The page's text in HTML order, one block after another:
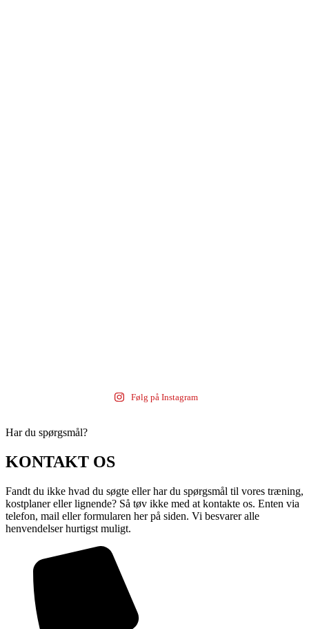
Følg på Instagram
Har du spørgsmål?
KONTAKT OS
Fandt du ikke hvad du søgte eller har du spørgsmål til vores træning,
kostplaner eller lignende? Så tøv ikke med at kontakte os. Enten via
telefon, mail eller formularen her på siden. Vi besvarer alle
henvendelser hurtigst muligt.